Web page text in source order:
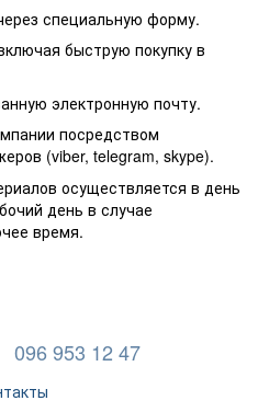
специальную форму.
быструю покупку в
электронную почту.
посредством
(viber, telegram, skype).
осуществляется в день
день в случае
время.
096 953 12 47